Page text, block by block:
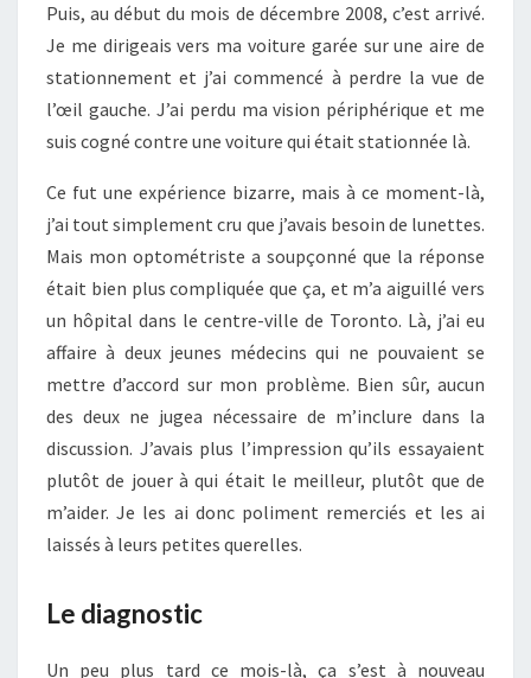
Puis, au début du mois de décembre 2008, c’est arrivé.
Je me dirigeais vers ma voiture garée sur une aire de
stationnement et j’ai commencé à perdre la vue de
l’œil gauche. J’ai perdu ma vision périphérique et me
suis cogné contre une voiture qui était stationnée là.
Ce fut une expérience bizarre, mais à ce moment-là,
j’ai tout simplement cru que j’avais besoin de lunettes.
Mais mon optométriste a soupçonné que la réponse
était bien plus compliquée que ça, et m’a aiguillé vers
un hôpital dans le centre-ville de Toronto. Là, j’ai eu
affaire à deux jeunes médecins qui ne pouvaient se
mettre d’accord sur mon problème. Bien sûr, aucun
des deux ne jugea nécessaire de m’inclure dans la
discussion. J’avais plus l’impression qu’ils essayaient
plutôt de jouer à qui était le meilleur, plutôt que de
m’aider. Je les ai donc poliment remerciés et les ai
laissés à leurs petites querelles.
Le diagnostic
Un peu plus tard ce mois-là, ça s’est à nouveau